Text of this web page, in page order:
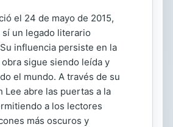
el 24 de mayo de 2015,
un legado literario
influencia persiste en la
sigue siendo leída y
el mundo. A través de su
Lee abre las puertas a la
a los lectores
más oscuros y